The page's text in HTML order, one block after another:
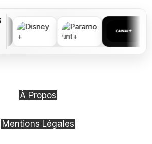
À Propos
Mentions Légales